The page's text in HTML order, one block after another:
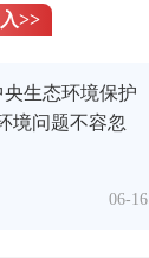
>>
生态环境保护
境问题不容忽
06-16